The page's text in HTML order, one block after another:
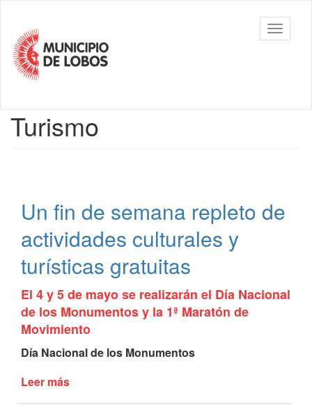
contenido
principal
Municipalidad
de Lobos
barra
Contenido
Turismo
Un fin de semana repleto de
actividades culturales y
turísticas gratuitas
El 4 y 5 de mayo se realizarán el Día Nacional
de los Monumentos y la 1ª Maratón de
Movimiento
Día Nacional de los Monumentos
Leer más